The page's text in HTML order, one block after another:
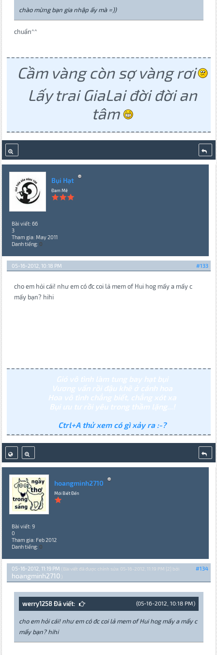
chào mừng bạn gia nhập ấy mà =))
chuẩn^^
Cầm vàng còn sợ vàng rơi
Lấy trai GiaLai đời đời an
tâm
Bụi Hạt
Đam Mê
Bài viết: 66
3
Tham gia: May 2011
Danh tiếng: 0
#133
05-16-2012, 10:18 PM
cho em hỏi cái! như em có đc coi lả mem of Hui hog mấy a mấy c
mấy bạn? hihi
Gió vô tình làm tung bay hạt bụi
Vương vấn rồi đậu khẽ ở cánh hoa
Hoa vô tình chẳng biết, chẳng xót xa
Bụi ưu tư rồi yêu trong thầm lặng...!
Ctrl+A thử xem có gì xảy ra :-?
hoangminh2710
Mới Biết Đến
Bài viết: 9
0
Tham gia: Feb 2012
Danh tiếng: 0
#134
05-16-2012, 11:19 PM (Bài viết đã được chỉnh sửa: 05-16-2012, 11:19 PM {2} bởi
hoangminh2710.)
(05-16-2012, 10:18 PM)
werry1258 Đã viết:
cho em hỏi cái! như em có đc coi lả mem of Hui hog mấy a mấy c
mấy bạn? hihi